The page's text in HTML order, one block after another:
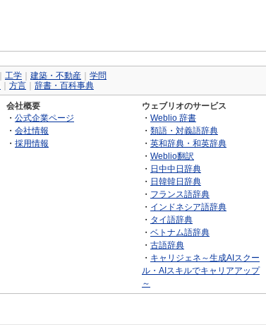
工学 建築・不動産
学問
方言 辞書・百科事典
会社概要
・ 公式企業ページ
・ 会社情報
・ 採用情報
ウェブリオのサービス
・ Weblio 辞書
・ 類語・対義語辞典
・ 英和辞典・和英辞典
・ Weblio翻訳
・ 日中中日辞典
・ 日韓韓日辞典
・ フランス語辞典
・ インドネシア語辞典
・ タイ語辞典
・ ベトナム語辞典
・ 古語辞典
・ キャリジェネ～生成AIスクー
ル・AIスキルでキャリアアップ
～